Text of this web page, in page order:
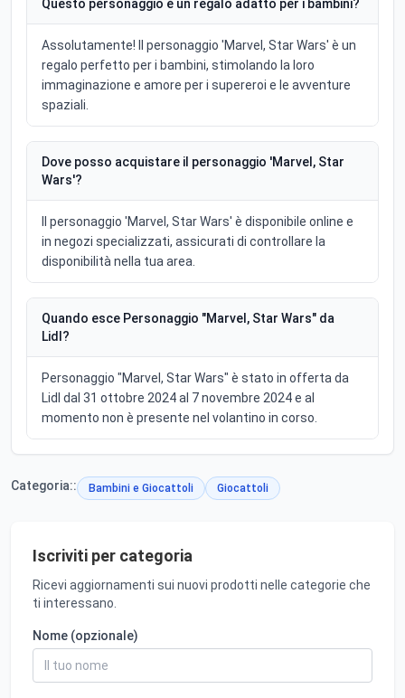
Questo personaggio è un regalo adatto per i bambini?
Assolutamente! Il personaggio 'Marvel, Star Wars' è un
regalo perfetto per i bambini, stimolando la loro
immaginazione e amore per i supereroi e le avventure
spaziali.
Dove posso acquistare il personaggio 'Marvel, Star
Wars'?
Il personaggio 'Marvel, Star Wars' è disponibile online e
in negozi specializzati, assicurati di controllare la
disponibilità nella tua area.
Quando esce Personaggio "Marvel, Star Wars" da
Lidl?
Personaggio "Marvel, Star Wars" è stato in offerta da
Lidl dal 31 ottobre 2024 al 7 novembre 2024 e al
momento non è presente nel volantino in corso.
Categoria:: Bambini e Giocattoli Giocattoli
Iscriviti per categoria
Ricevi aggiornamenti sui nuovi prodotti nelle categorie che
ti interessano.
Nome (opzionale)